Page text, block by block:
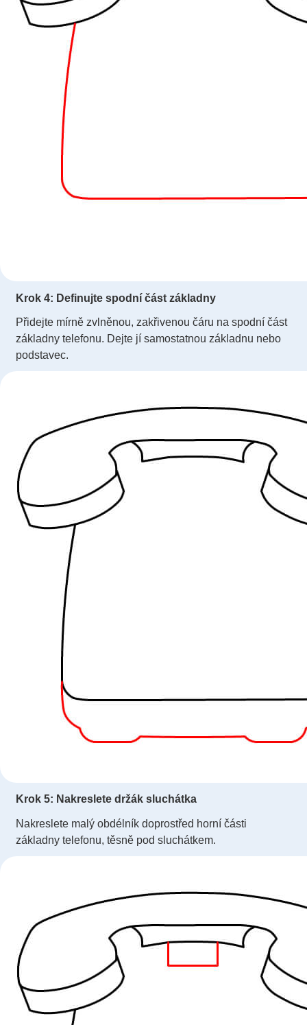
Krok 4: Definujte spodní část základny
Přidejte mírně zvlněnou, zakřivenou čáru na spodní část
základny telefonu. Dejte jí samostatnou základnu nebo
podstavec.
Krok 5: Nakreslete držák sluchátka
Nakreslete malý obdélník doprostřed horní části
základny telefonu, těsně pod sluchátkem.